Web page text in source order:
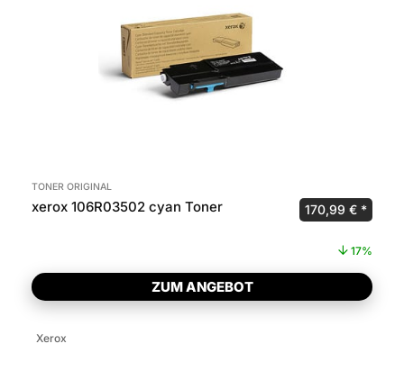
TONER ORIGINAL
xerox 106R03502 cyan Toner Ursprünglicher
170,99 €
17%
ZUM ANGEBOT
Xerox